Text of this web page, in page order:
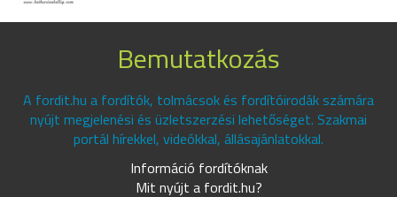
Bemutatkozás
A fordit.hu a fordítók, tolmácsok és fordítóirodák számára
nyújt megjelenési és üzletszerzési lehetőséget. Szakmai
portál hírekkel, videókkal, állásajánlatokkal.
Információ fordítóknak
Mit nyújt a fordit.hu?